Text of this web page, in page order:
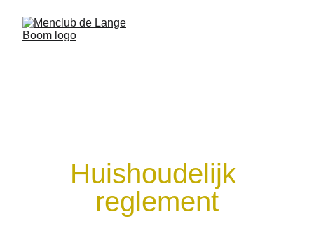
Huishoudelijk
reglement